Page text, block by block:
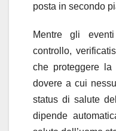
posta in secondo
Mentre gli
controllo,
che proteggere
dovere a cui
status di salute
dipende